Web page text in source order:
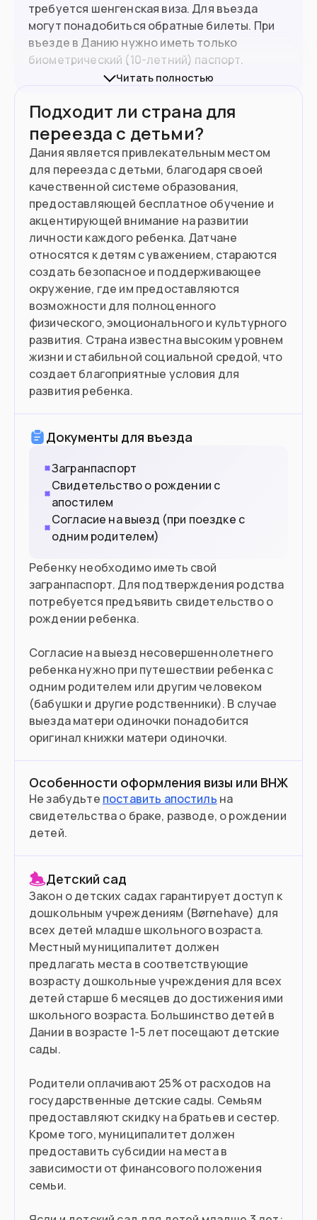
требуется шенгенская виза. Для въезда
могут понадобиться обратные билеты. При
въезде в Данию нужно иметь только
биометрический (10-летний) паспорт.
получения виз и ВНЖ можно обращаться в
визовые центры других стран.
5.9
Подойдет вам если
Вы квалифицированный специалист
Планируете поступить в вуз
Хотите стать волонтером
Готовы работать помощником по
хозяйству
Готовы открыть свой бизнес
Въезд в страну
Виза
Читать полностью
Подходит ли страна для
переезда с детьми?
Дания является привлекательным местом
для переезда с детьми, благодаря своей
качественной системе образования,
предоставляющей бесплатное обучение и
акцентирующей внимание на развитии
личности каждого ребенка. Датчане
относятся к детям с уважением, стараются
создать безопасное и поддерживающее
окружение, где им предоставляются
возможности для полноценного
физического, эмоционального и культурного
развития. Страна известна высоким уровнем
жизни и стабильной социальной средой, что
создает благоприятные условия для
развития ребенка.
Документы для въезда
Загранпаспорт
Свидетельство о рождении с
апостилем
Согласие на выезд (при поездке с
одним родителем)
Ребенку необходимо иметь свой
загранпаспорт. Для подтверждения родства
потребуется предъявить свидетельство о
рождении ребенка.
Согласие на выезд несовершеннолетнего
ребенка нужно при путешествии ребенка с
одним родителем или другим человеком
(бабушки и другие родственники). В случае
выезда матери одиночки понадобится
оригинал книжки матери одиночки.
Особенности оформления визы или ВНЖ
Не забудьте поставить апостиль на
свидетельства о браке, разводе, о рождении
детей.
Детский сад
Закон о детских садах гарантирует доступ к
дошкольным учреждениям (Børnehave) для
всех детей младше школьного возраста.
Местный муниципалитет должен
предлагать места в соответствующие
возрасту дошкольные учреждения для всех
детей старше 6 месяцев до достижения ими
школьного возраста. Большинство детей в
Дании в возрасте 1-5 лет посещают детские
сады.
Родители оплачивают 25% от расходов на
государственные детские сады. Семьям
предоставляют скидку на братьев и сестер.
Кроме того, муниципалитет должен
предоставить субсидии на места в
зависимости от финансового положения
семьи.